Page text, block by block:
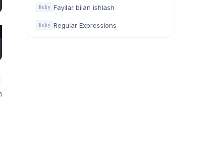
Ruby Fayllar bilan ishlash
Ruby Regular Expressions